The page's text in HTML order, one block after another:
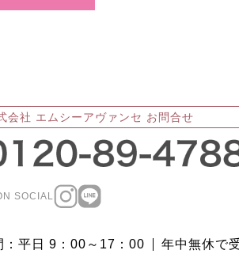
会社 エムシーアヴァンセ お問合せ
SOCIAL
：平日 9：00～17：00 年中無休で